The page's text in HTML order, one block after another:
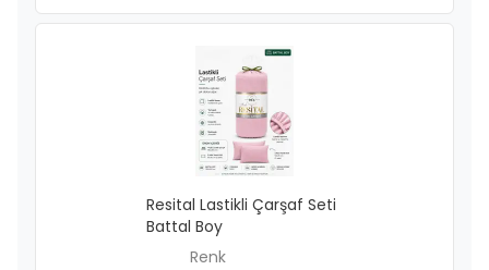
Resital Lastikli Çarşaf Seti
Battal Boy
Renk